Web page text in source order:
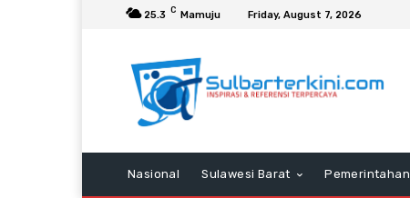
25.3 C Mamuju Friday, August 7, 2026
Nasional Sulawesi Barat Pemerintahan